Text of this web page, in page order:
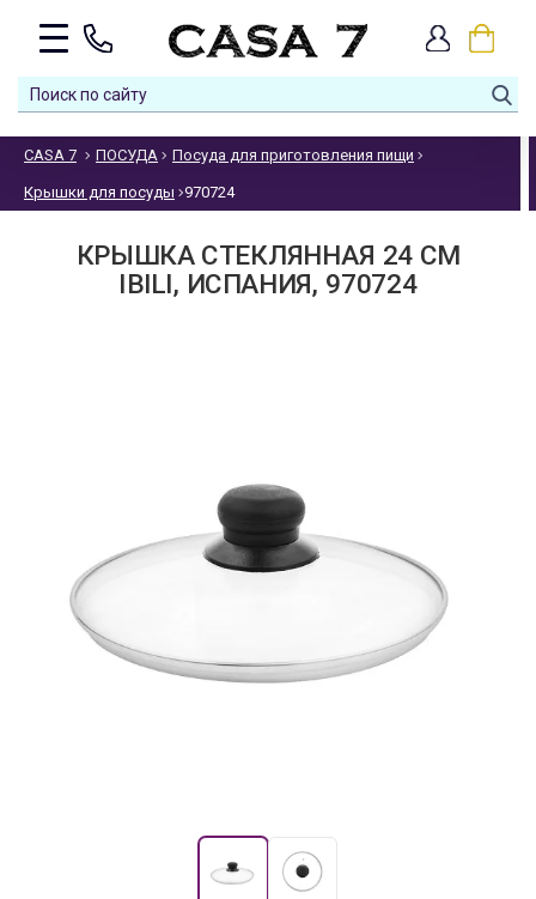
CASA 7 ПОСУДА Посуда для приготовления пищи
Крышки для посуды 970724
КРЫШКА СТЕКЛЯННАЯ 24 СМ
IBILI, ИСПАНИЯ, 970724